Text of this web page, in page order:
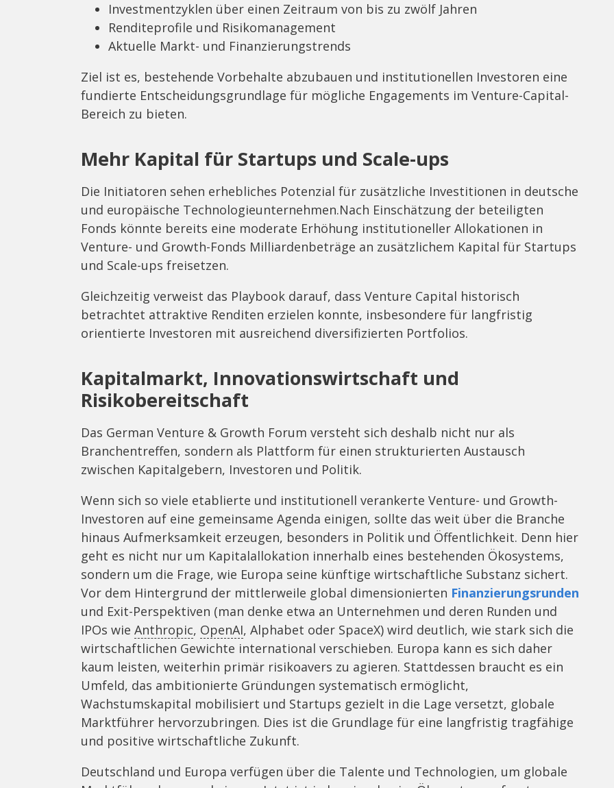
Investmentzyklen über einen Zeitraum von bis zu zwölf Jahren
Renditeprofile und Risikomanagement
Aktuelle Markt- und Finanzierungstrends
Ziel ist es, bestehende Vorbehalte abzubauen und institutionellen Investoren eine
fundierte Entscheidungsgrundlage für mögliche Engagements im Venture-Capital-
Bereich zu bieten.
Mehr Kapital für Startups und Scale-ups
Die Initiatoren sehen erhebliches Potenzial für zusätzliche Investitionen in deutsche
und europäische Technologieunternehmen.Nach Einschätzung der beteiligten
Fonds könnte bereits eine moderate Erhöhung institutioneller Allokationen in
Venture- und Growth-Fonds Milliardenbeträge an zusätzlichem Kapital für Startups
und Scale-ups freisetzen.
Gleichzeitig verweist das Playbook darauf, dass Venture Capital historisch
betrachtet attraktive Renditen erzielen konnte, insbesondere für langfristig
orientierte Investoren mit ausreichend diversifizierten Portfolios.
Kapitalmarkt, Innovationswirtschaft und
Risikobereitschaft
Das German Venture & Growth Forum versteht sich deshalb nicht nur als
Branchentreffen, sondern als Plattform für einen strukturierten Austausch
zwischen Kapitalgebern, Investoren und Politik.
Wenn sich so viele etablierte und institutionell verankerte Venture- und Growth-
Investoren auf eine gemeinsame Agenda einigen, sollte das weit über die Branche
hinaus Aufmerksamkeit erzeugen, besonders in Politik und Öffentlichkeit. Denn hier
geht es nicht nur um Kapitalallokation innerhalb eines bestehenden Ökosystems,
sondern um die Frage, wie Europa seine künftige wirtschaftliche Substanz sichert.
Vor dem Hintergrund der mittlerweile global dimensionierten Finanzierungsrunden
und Exit-Perspektiven (man denke etwa an Unternehmen und deren Runden und
IPOs wie Anthropic, OpenAI, Alphabet oder SpaceX) wird deutlich, wie stark sich die
wirtschaftlichen Gewichte international verschieben. Europa kann es sich daher
kaum leisten, weiterhin primär risikoavers zu agieren. Stattdessen braucht es ein
Umfeld, das ambitionierte Gründungen systematisch ermöglicht,
Wachstumskapital mobilisiert und Startups gezielt in die Lage versetzt, globale
Marktführer hervorzubringen. Dies ist die Grundlage für eine langfristig tragfähige
und positive wirtschaftliche Zukunft.
Deutschland und Europa verfügen über die Talente und Technologien, um globale